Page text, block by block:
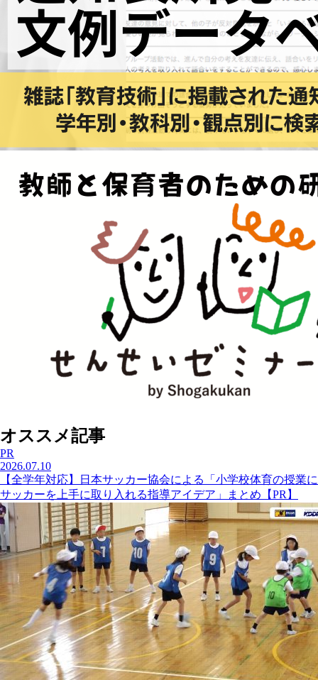
オススメ記事
PR
2026.07.10
【全学年対応】日本サッカー協会による「小学校体育の授業に
サッカーを上手に取り入れる指導アイデア」まとめ【PR】